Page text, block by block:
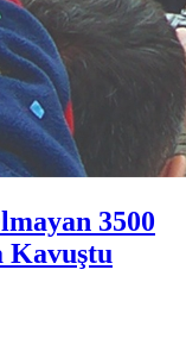
3500
Kavuştu